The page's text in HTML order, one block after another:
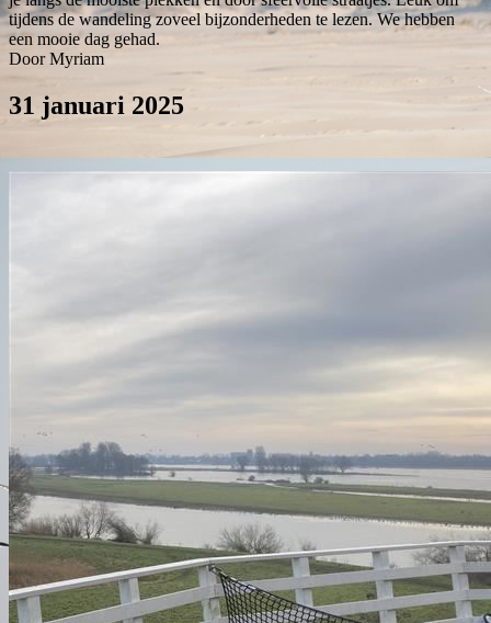
tijdens de wandeling zoveel bijzonderheden te lezen. We hebben
een mooie dag gehad.
Door Myriam
31 januari 2025